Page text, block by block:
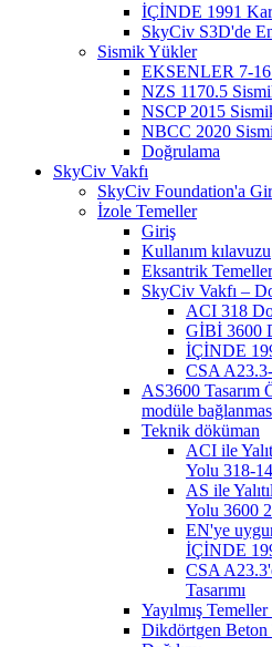
İÇİNDE 1991
SkyCiv S3D'de
Sismik Yükler
EKSENLER 7-16
NZS 1170.5
NSCP 2015
NBCC 2020
Doğrulama
SkyCiv Vakfı
SkyCiv Foundation'a
İzole Temeller
Giriş
Kullanım kılavuzu
Eksantrik Temeller
SkyCiv Vakfı –
ACI 318
GİBİ 3600
İÇİNDE
CSA
AS3600 Tasarım
modüle
Teknik döküman
ACI ile
Yolu 318-14
AS ile
Yolu 3600
EN'ye
İÇİNDE
CSA
Tasarımı
Yayılmış Temeller
Dikdörtgen Beton